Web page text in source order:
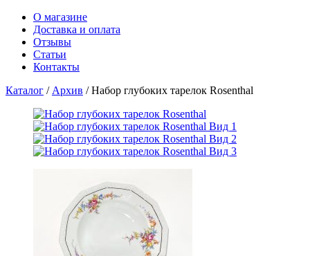
О магазине
Доставка и оплата
Отзывы
Статьи
Контакты
Каталог / Архив /Набор глубоких тарелок Rosenthal